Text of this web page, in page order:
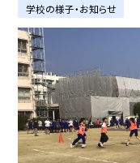
学校の様子・お知らせ